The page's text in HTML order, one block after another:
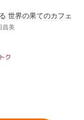
世界の果てのカフェ
昌美
ク